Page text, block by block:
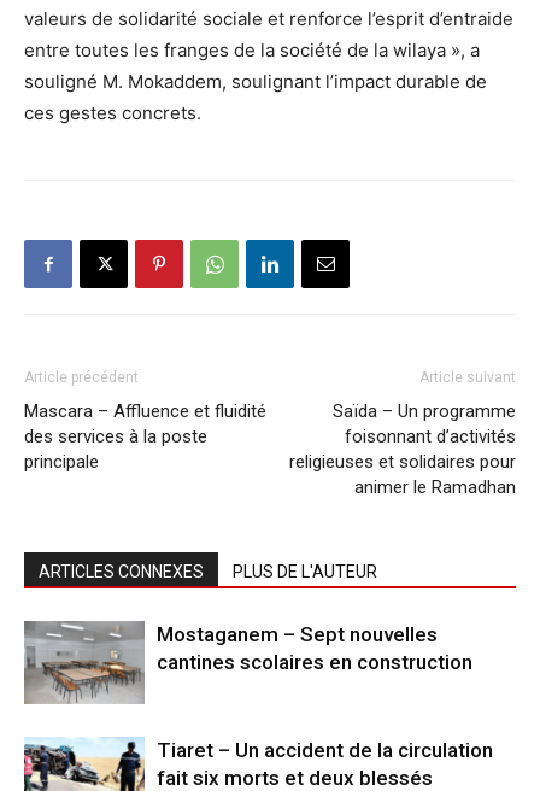
valeurs de solidarité sociale et renforce l’esprit d’entraide
entre toutes les franges de la société de la wilaya », a
souligné M. Mokaddem, soulignant l’impact durable de
ces gestes concrets.
Article précédent
Mascara – Affluence et fluidité
des services à la poste
principale
Article suivant
Saïda – Un programme
foisonnant d’activités
religieuses et solidaires pour
animer le Ramadhan
ARTICLES CONNEXES PLUS DE L'AUTEUR
Mostaganem – Sept nouvelles
cantines scolaires en construction
Tiaret – Un accident de la circulation
fait six morts et deux blessés